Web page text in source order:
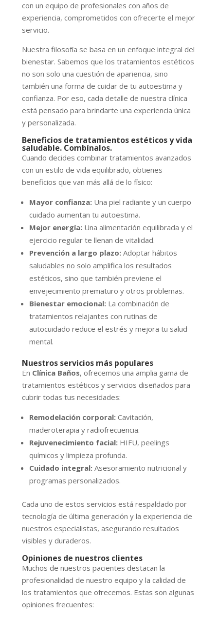
con un equipo de profesionales con años de
experiencia, comprometidos con ofrecerte el mejor
servicio.
Nuestra filosofía se basa en un enfoque integral del
bienestar. Sabemos que los tratamientos estéticos
no son solo una cuestión de apariencia, sino
también una forma de cuidar de tu autoestima y
confianza. Por eso, cada detalle de nuestra clínica
está pensado para brindarte una experiencia única
y personalizada.
Beneficios de tratamientos estéticos y vida
saludable. Combínalos.
Cuando decides combinar tratamientos avanzados
con un estilo de vida equilibrado, obtienes
beneficios que van más allá de lo físico:
Mayor confianza:Una piel radiante y un cuerpo
cuidado aumentan tu autoestima.
Mejor energía:Una alimentación equilibrada y el
ejercicio regular te llenan de vitalidad.
Prevención a largo plazo:Adoptar hábitos
saludables no solo amplifica los resultados
estéticos, sino que también previene el
envejecimiento prematuro y otros problemas.
Bienestar emocional:La combinación de
tratamientos relajantes con rutinas de
autocuidado reduce el estrés y mejora tu salud
mental.
Nuestros servicios más populares
En Clínica Baños, ofrecemos una amplia gama de
tratamientos estéticos y servicios diseñados para
cubrir todas tus necesidades:
Remodelación corporal:Cavitación,
maderoterapia y radiofrecuencia.
Rejuvenecimiento facial:HIFU, peelings
químicos y limpieza profunda.
Cuidado integral:Asesoramiento nutricional y
programas personalizados.
Cada uno de estos servicios está respaldado por
tecnología de última generación y la experiencia de
nuestros especialistas, asegurando resultados
visibles y duraderos.
Opiniones de nuestros clientes
Muchos de nuestros pacientes destacan la
profesionalidad de nuestro equipo y la calidad de
los tratamientos que ofrecemos. Estas son algunas
opiniones frecuentes: